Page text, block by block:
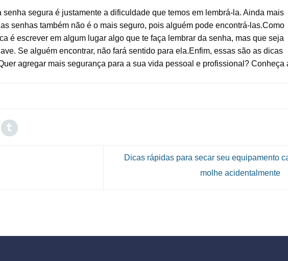
senha segura é justamente a dificuldade que temos em lembrá-la. Ainda mais
senhas também não é o mais seguro, pois alguém pode encontrá-las.Como
é escrever em algum lugar algo que te faça lembrar da senha, mas que seja
Se alguém encontrar, não fará sentido para ela.Enfim, essas são as dicas
agregar mais segurança para a sua vida pessoal e profissional? Conheça
Dicas rápidas para secar seu equipamento
molhe acidentalmente